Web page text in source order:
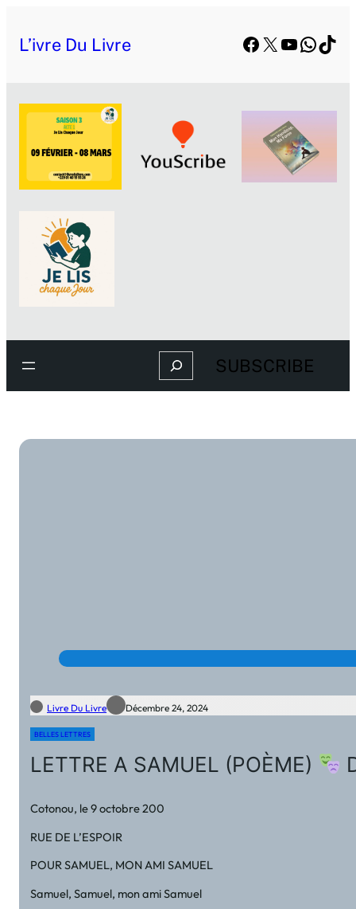
L’ivre Du Livre Facebook
X YouTube
Search SUBSCRIBE
Livre Du Livre Décembre 24, 2024
BELLES LETTRES
LETTRE A SAMUEL (POÈME)
Cotonou, le 9 octobre 200
RUE DE L’ESPOIR
POUR SAMUEL, MON AMI SAMUEL
Samuel, Samuel, mon ami Samuel